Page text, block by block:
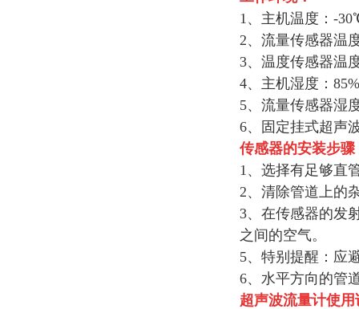
1、主机温度：-
2、流量传感器温
3、温度传感器温
4、主机湿度：
5、流量传感器湿
6、固定挂式超声
传感器的安装步骤
1、选择有足够直
2、清除管道上的
3、在传感器的发
之间的空气。
5、特别提醒：应
6、水平方向的管
超声波流量计使用